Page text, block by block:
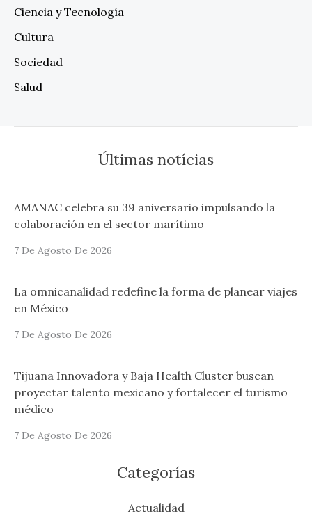
Ciencia y Tecnología
Cultura
Sociedad
Salud
Últimas notícias
AMANAC celebra su 39 aniversario impulsando la
colaboración en el sector marítimo
7 De Agosto De 2026
La omnicanalidad redefine la forma de planear viajes
en México
7 De Agosto De 2026
Tijuana Innovadora y Baja Health Cluster buscan
proyectar talento mexicano y fortalecer el turismo
médico
7 De Agosto De 2026
Categorías
Actualidad